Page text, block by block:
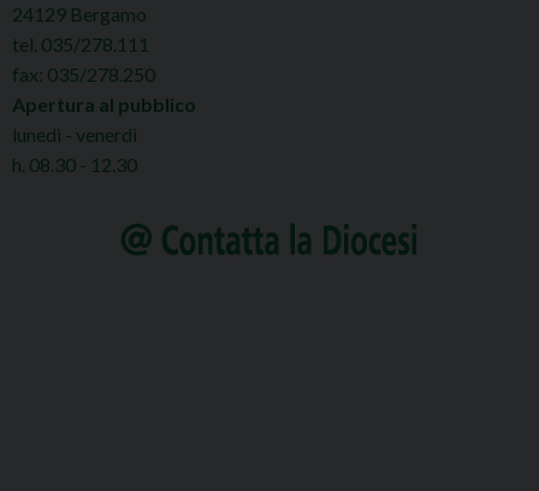
24129 Bergamo
tel. 035/278.111
fax: 035/278.250
Apertura al pubblico
lunedì - venerdì
h. 08.30 - 12.30